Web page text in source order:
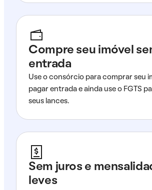
Compre seu imóvel
entrada
Use o consórcio para comprar seu
pagar entrada e ainda use o FGTS
seus lances.
Sem juros e
leves